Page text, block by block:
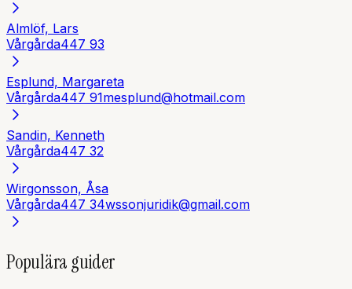
Almlöf, Lars
Vårgårda447 93
Esplund, Margareta
Vårgårda447 91mesplund@hotmail.com
Sandin, Kenneth
Vårgårda447 32
Wirgonsson, Åsa
Vårgårda447 34wssonjuridik@gmail.com
Populära guider